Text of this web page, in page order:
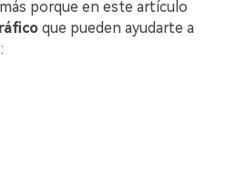
porque en este artículo
que pueden ayudarte a